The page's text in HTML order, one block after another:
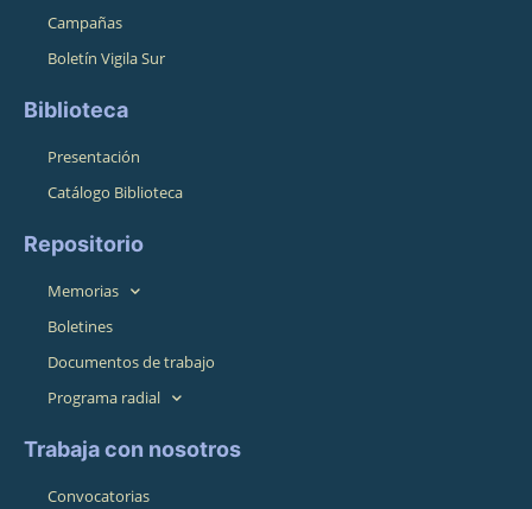
Campañas
Boletín Vigila Sur
Biblioteca
Presentación
Catálogo Biblioteca
Repositorio
Memorias
Boletines
Documentos de trabajo
Programa radial
Trabaja con nosotros
Convocatorias